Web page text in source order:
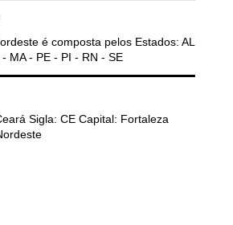
é composta pelos Estados: AL
MA - PE - PI - RN - SE
Sigla: CE Capital: Fortaleza